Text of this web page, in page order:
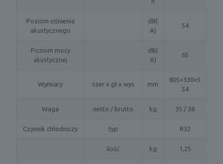
Poziom ciśnienia
akustycznego
dB(
A)
54
Poziom mocy
akustycznej
dB(
A)
65
Wymiary szer x gł x wys mm
805×330×5
54
Waga netto / brutto kg 35 / 38
Czynnik chłodniczy typ R32
ilość kg 1,25